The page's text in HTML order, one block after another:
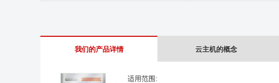
我们的产品详情 云主机的概念
适用范围: